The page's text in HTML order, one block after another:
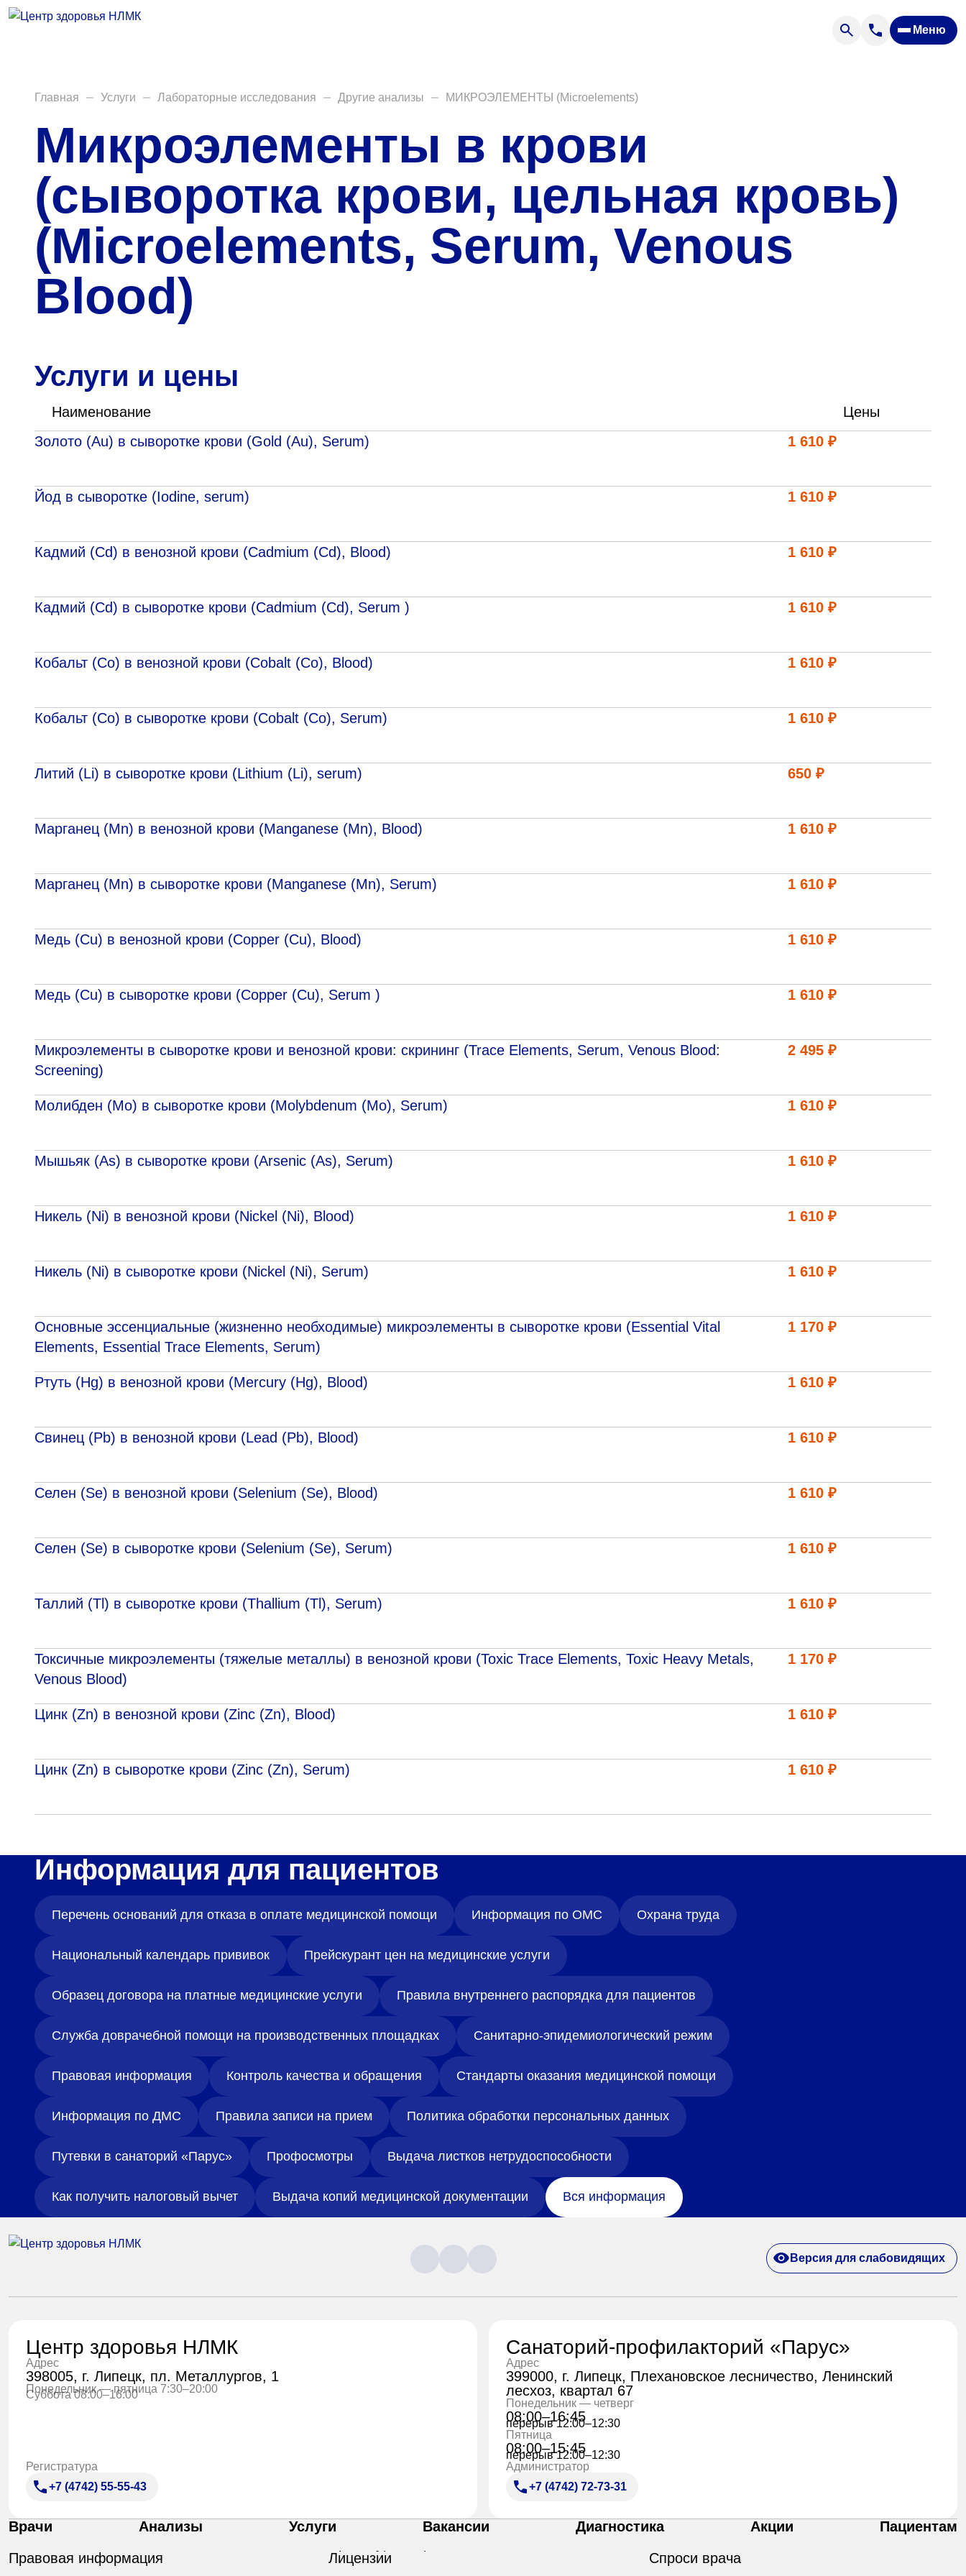
Меню
Анализы
Диагностика
Акции
Пациентам
Вакансии
Контакты
Версия для слабовидящих
Центр здоровья НЛМК
Понедельник — пятница 7:30–20:00
+7 (4742) 55-55-43
Главная Услуги Лабораторные исследования Другие анализы МИКРОЭЛЕМЕНТЫ (Microelements)
Микроэлементы в крови
(сыворотка крови, цельная кровь)
(Microelements, Serum, Venous
Blood)
Услуги и цены
Наименование
Цены
Золото (Au) в сыворотке крови (Gold (Au), Serum)
1 610 ₽
Йод в сыворотке (Iodine, serum) 1 610 ₽
Кадмий (Cd) в венозной крови (Cadmium (Cd), Вlood) 1 610 ₽
Кадмий (Cd) в сыворотке крови (Cadmium (Cd), Serum ) 1 610 ₽
Кобальт (Co) в венозной крови (Cobalt (Co), Вlood) 1 610 ₽
Кобальт (Co) в сыворотке крови (Cobalt (Co), Serum) 1 610 ₽
Литий (Li) в сыворотке крови (Lithium (Li), serum) 650 ₽
Марганец (Mn) в венозной крови (Manganese (Mn), Вlood) 1 610 ₽
Марганец (Mn) в сыворотке крови (Manganese (Mn), Serum) 1 610 ₽
Медь (Cu) в венозной крови (Copper (Cu), Вlood) 1 610 ₽
Медь (Cu) в сыворотке крови (Copper (Cu), Serum ) 1 610 ₽
Микроэлементы в сыворотке крови и венозной крови: скрининг (Trace Elements, Serum, Venous Blood:
Screening)
2 495 ₽
Молибден (Mo) в сыворотке крови (Molybdenum (Mo), Serum) 1 610 ₽
Мышьяк (As) в сыворотке крови (Arsenic (As), Serum) 1 610 ₽
Никель (Ni) в венозной крови (Nickel (Ni), Вlood) 1 610 ₽
Никель (Ni) в сыворотке крови (Nickel (Ni), Serum) 1 610 ₽
Основные эссенциальные (жизненно необходимые) микроэлементы в сыворотке крови (Essential Vital
Elements, Essential Trace Elements, Serum)
1 170 ₽
Ртуть (Hg) в венозной крови (Mercury (Hg), Вlood) 1 610 ₽
Свинец (Pb) в венозной крови (Lead (Pb), Вlood) 1 610 ₽
Селен (Se) в венозной крови (Selenium (Se), Вlood) 1 610 ₽
Селен (Se) в сыворотке крови (Selenium (Se), Serum) 1 610 ₽
Таллий (Tl) в сыворотке крови (Thallium (Tl), Serum) 1 610 ₽
Токсичные микроэлементы (тяжeлые металлы) в венозной крови (Toxic Trace Elements, Toxic Heavy Metals,
Venous Blood)
1 170 ₽
Цинк (Zn) в венозной крови (Zinc (Zn), Вlood) 1 610 ₽
Цинк (Zn) в сыворотке крови (Zinc (Zn), Serum) 1 610 ₽
Информация для пациентов
Перечень оснований для отказа в оплате медицинской помощи Информация по ОМС Охрана труда
Национальный календарь прививок Прейскурант цен на медицинские услуги
Образец договора на платные медицинские услуги Правила внутреннего распорядка для пациентов
Служба доврачебной помощи на производственных площадках Санитарно-эпидемиологический режим
Правовая информация Контроль качества и обращения Стандарты оказания медицинской помощи
Информация по ДМС Правила записи на прием Политика обработки персональных данных
Путевки в санаторий «Парус» Профосмотры Выдача листков нетрудоспособности
Как получить налоговый вычет Выдача копий медицинской документации Вся информация
Версия для слабовидящих
Центр здоровья НЛМК
Адрес
398005, г. Липецк, пл. Металлургов, 1
Понедельник — пятница 7:30–20:00
Суббота 08:00–16:00
Регистратура
+7 (4742) 55-55-43
Санаторий-профилакторий «Парус»
Адрес
399000, г. Липецк, Плехановское лесничество, Ленинский
лесхоз, квартал 67
Понедельник — четверг
08:00–16:45
перерыв 12:00–12:30
Пятница
08:00–15:45
перерыв 12:00–12:30
Администратор
+7 (4742) 72-73-31
Врачи Анализы Услуги Вакансии Диагностика Акции
Пациентам
Правовая информация
Лицензии
Спроси врача